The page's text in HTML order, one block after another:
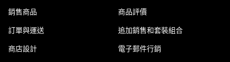
銷售商品
訂單與運送
商店設計
商品評價
追加銷售和套裝組合
電子郵件行銷